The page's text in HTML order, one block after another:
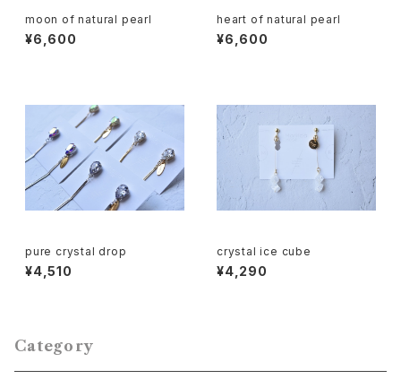
moon of natural pearl
¥6,600
heart of natural pearl
¥6,600
pure crystal drop
¥4,510
crystal ice cube
¥4,290
Category